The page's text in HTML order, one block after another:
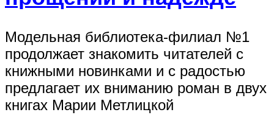
Модельная библиотека-филиал №1
продолжает знакомить читателей с
книжными новинками и с радостью
предлагает их вниманию роман в двух
книгах Марии Метлицкой